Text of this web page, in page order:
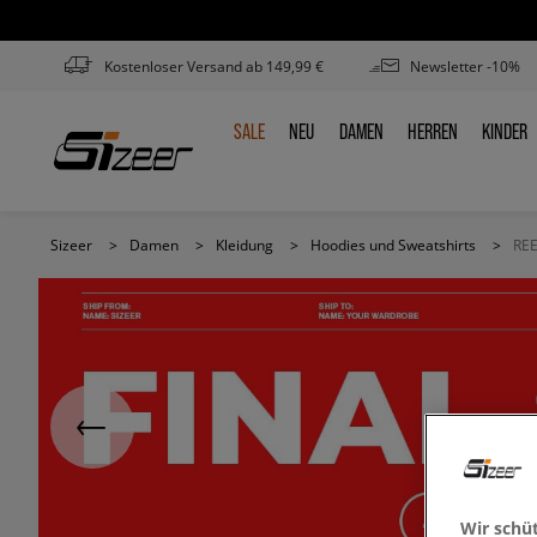
Kostenloser Versand ab 149,99 € Newsletter -10%
SALE
SALE NEU
NEU DAMEN
DAMEN HERREN
HERREN KINDER
KINDER
Sizeer > Damen > Kleidung > Hoodies und Sweatshirts >
Wir